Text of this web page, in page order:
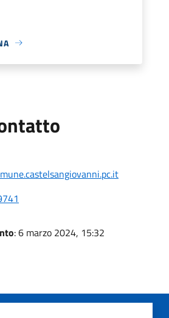
: 6 marzo 2024, 15:32